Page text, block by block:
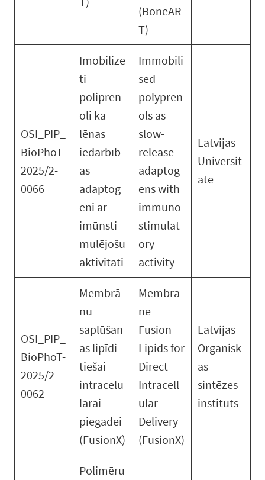
(BoneAR
T)
OSI_PIP_
BioPhoT-
2025/2-
0066
Imobilizē
ti
polipren
oli kā
lēnas
iedarbīb
as
adaptog
ēni ar
imūnsti
mulējošu
aktivitāti
Immobili
sed
polypren
ols as
slow-
release
adaptog
ens with
immuno
stimulat
ory
activity
Latvijas
Universit
āte
OSI_PIP_
BioPhoT-
2025/2-
0062
Membrā
nu
saplūšan
as lipīdi
tiešai
intracelu
lārai
piegādei
(FusionX)
Membra
ne
Fusion
Lipids for
Direct
Intracell
ular
Delivery
(FusionX)
Latvijas
Organisk
ās
sintēzes
institūts
Polimēru